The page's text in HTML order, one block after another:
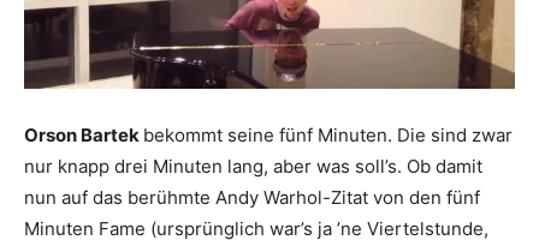
Orson Bartek bekommt seine fünf Minuten. Die sind zwar
nur knapp drei Minuten lang, aber was soll’s. Ob damit
nun auf das berühmte Andy Warhol-Zitat von den fünf
Minuten Fame (ursprünglich war’s ja ’ne Viertelstunde,